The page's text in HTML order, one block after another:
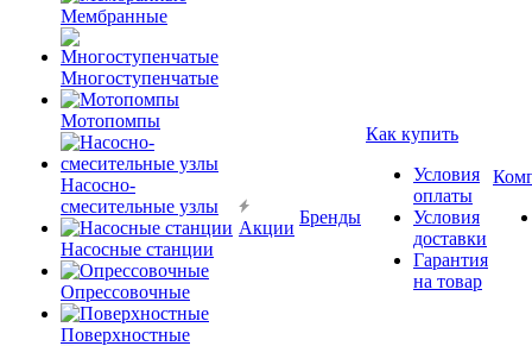
Мембранные
Многоступенчатые
Мотопомпы
Насосно-
смесительные узлы
Насосные станции
Опрессовочные
Поверхностные
Акции
Бренды
Как купить
Условия
оплаты
Условия
доставки
Гарантия
на товар